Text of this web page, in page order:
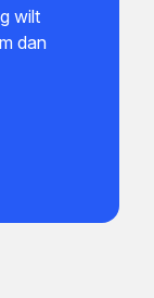
wilt
dan